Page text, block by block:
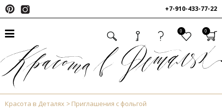
+7-910-433-77-22
0 0
Красота в Деталях Приглашения с фольгой